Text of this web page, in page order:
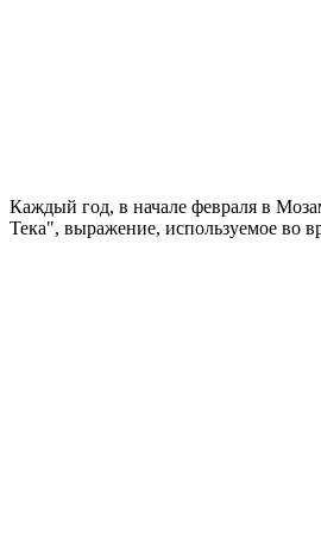
Каждый год, в начале февраля в
Тека", выражение, используемое во